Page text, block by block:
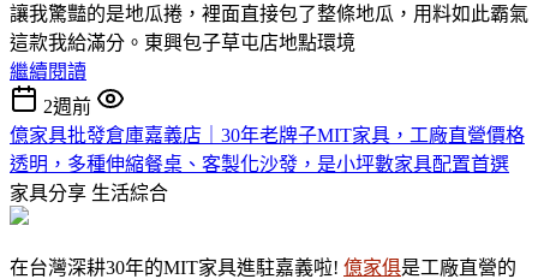
讓我驚豔的是地瓜捲，裡面直接包了整條地瓜，用料如此霸氣
這款我給滿分。東興包子草屯店地點環境
繼續閱讀
2週前
億家具批發倉庫嘉義店｜30年老牌子MIT家具，工廠直營價格
透明，多種伸縮餐桌、客製化沙發，是小坪數家具配置首選
家具分享 生活綜合
在台灣深耕30年的MIT家具進駐嘉義啦! 億家俱是工廠直營的